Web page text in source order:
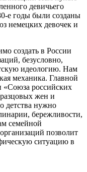
девичьего
е годы были созданы
немецких девочек и
создать в России
безусловно,
идеологию. Нам
механика. Главной
«Союза российских
жен и
детства нужно
бережливости,
семейной
позволит
ситуацию в